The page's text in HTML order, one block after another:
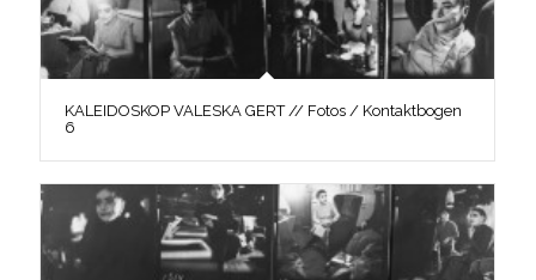
KALEIDOSKOP VALESKA GERT // Fotos / Kontaktbogen
6